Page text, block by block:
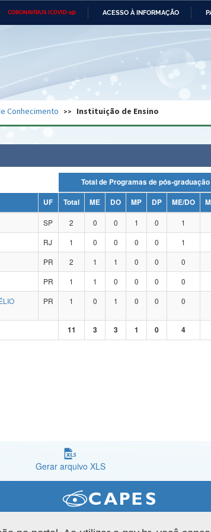
CORONAVÍRUS (COVID-19) ACESSO À INFORMAÇÃO
Ministério das Relações
Desenvolvimento
e dos
da União Banco Central do Brasil
Conhecimento Instituição de Ensino
Total de Programas de pós-graduação
UF Total ME DO MP DP ME/DO
SP 2 0 0 1 0 1
RJ 1 0 0 0 0 1
PR 2 1 1 0 0 0
PR 1 1 0 0 0 0
PR 1 0 1 0 0 0
11 3 3 1 0 4
Gerar arquivo XLS